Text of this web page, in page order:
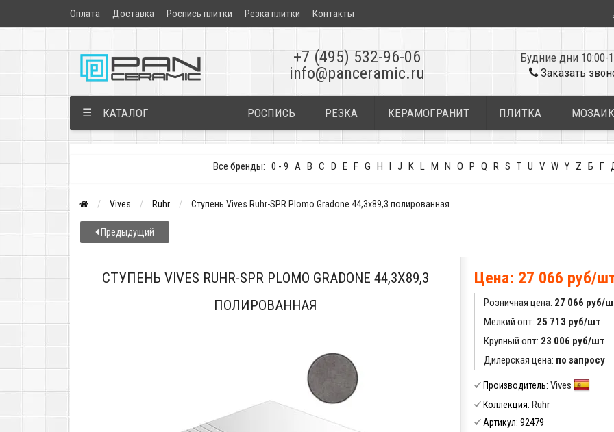
Оплата Доставка Роспись плитки Резка плитки Контакты
+7 (495) 532-96-06
info@panceramic.ru
Будние дни 10:00-
Заказать
☰ КАТАЛОГ РОСПИСЬ РЕЗКА КЕРАМОГРАНИТ ПЛИТКА
Все бренды: 0 - 9 A B C D E F G H I J K L M N O P Q R S T U V W Y Z Б Г
Vives Ruhr Ступень Vives Ruhr-SPR Plomo Gradone 44,3x89,3 полированная
Предыдущий
СТУПЕНЬ VIVES RUHR-SPR PLOMO GRADONE 44,3X89,3
ПОЛИРОВАННАЯ
Цена: 27 066 руб/
Розничная цена: 27 066 руб/
Мелкий опт: 25 713 руб/шт
Крупный опт: 23 006 руб/шт
Дилерская цена: по запросу
Производитель: Vives
Коллекция: Ruhr
Артикул: 92479